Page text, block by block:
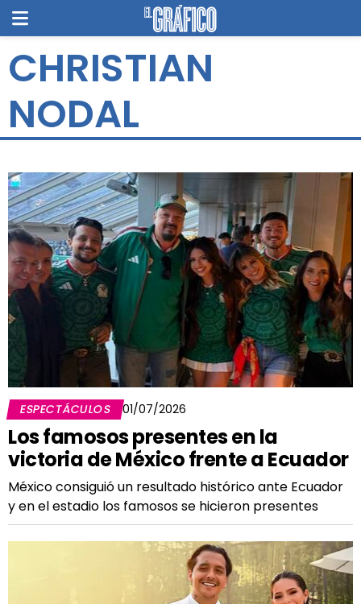
CHRISTIAN
NODAL
ESPECTÁCULOS 01/07/2026
Los famosos presentes en la
victoria de México frente a Ecuador
México consiguió un resultado histórico ante Ecuador
y en el estadio los famosos se hicieron presentes